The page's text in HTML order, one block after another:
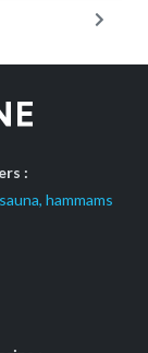
:
hammams